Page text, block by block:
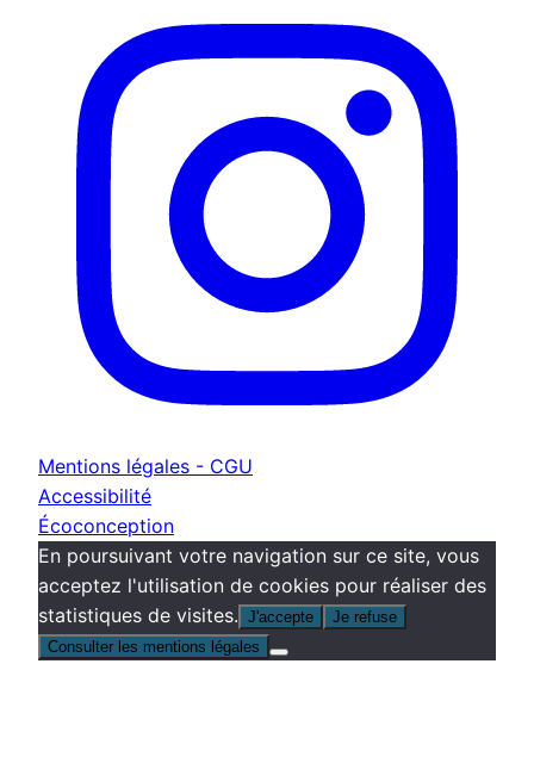
Mentions légales - CGU
Accessibilité
Écoconception
En poursuivant votre navigation sur ce site, vous
acceptez l'utilisation de cookies pour réaliser des
statistiques de visites. J'accepte
Je refuse
Consulter les mentions légales